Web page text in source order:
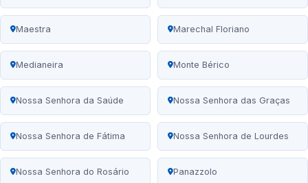
Maestra Marechal Floriano
Medianeira Monte Bérico
Nossa Senhora da Saúde Nossa Senhora das Graças
Nossa Senhora de Fátima Nossa Senhora de Lourdes
Nossa Senhora do Rosário Panazzolo